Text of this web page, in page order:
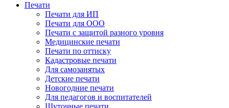
Печати
Печати для ИП
Печати для ООО
Печати с защитой разного уровня
Медицинские печати
Печати по оттиску
Кадастровые печати
Для самозанятых
Детские печати
Новогодние печати
Для педагогов и воспитателей
Шуточные печати